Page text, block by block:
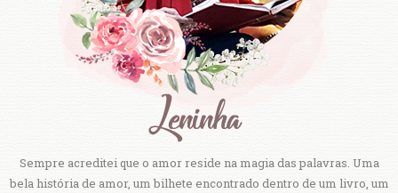
Sempre acreditei que o amor reside na magia das palavras. Uma
bela história de amor, um bilhete encontrado dentro de um livro, um